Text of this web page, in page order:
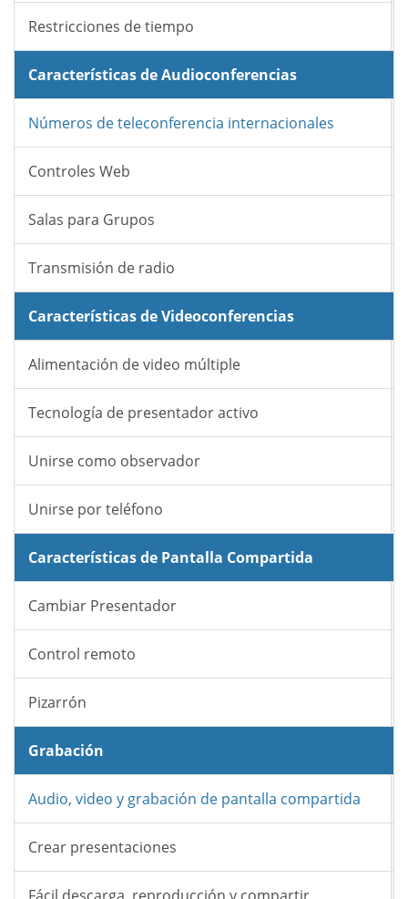
Restricciones de tiempo
Características de Audioconferencias
Números de teleconferencia internacionales
Controles Web
Salas para Grupos
Transmisión de radio
Características de Videoconferencias
Alimentación de video múltiple
Tecnología de presentador activo
Unirse como observador
Unirse por teléfono
Características de Pantalla Compartida
Cambiar Presentador
Control remoto
Pizarrón
Grabación
Audio, video y grabación de pantalla compartida
Crear presentaciones